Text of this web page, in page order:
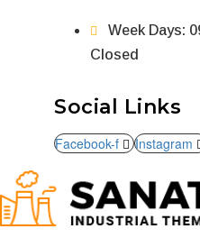
Week Days:
Closed
Social Links
Facebook-f Instagram